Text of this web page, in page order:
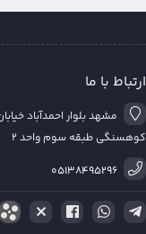
ارتباط با ما
کوهسنگی طبقه سوم واحد 2
05138495296